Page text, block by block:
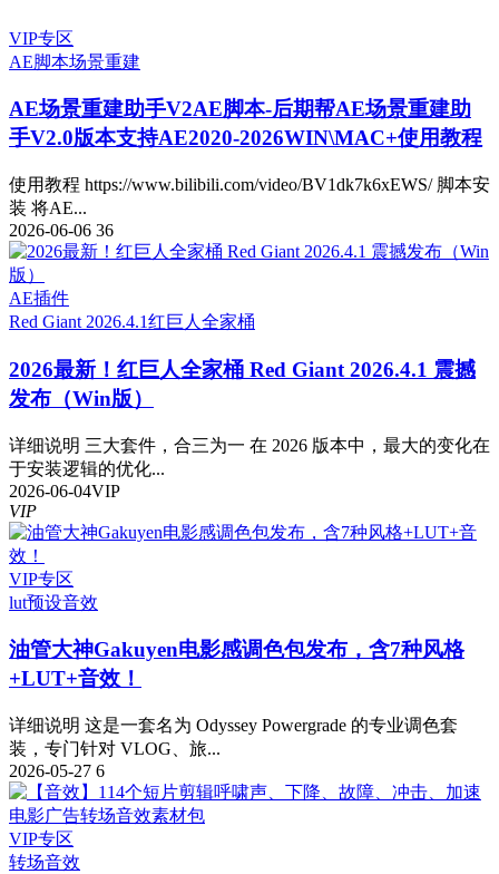
VIP专区
AE脚本场景重建
AE场景重建助手V2AE脚本-后期帮AE场景重建助
手V2.0版本支持AE2020-2026WIN\MAC+使用教程
使用教程 https://www.bilibili.com/video/BV1dk7k6xEWS/ 脚本安
装 将AE...
2026-06-06 36
AE插件
Red Giant 2026.4.1红巨人全家桶
2026最新！红巨人全家桶 Red Giant 2026.4.1 震撼
发布（Win版）
详细说明 三大套件，合三为一 在 2026 版本中，最大的变化在
于安装逻辑的优化...
2026-06-04VIP
VIP
VIP专区
lut预设音效
油管大神Gakuyen电影感调色包发布，含7种风格
+LUT+音效！
详细说明 这是一套名为 Odyssey Powergrade 的专业调色套
装，专门针对 VLOG、旅...
2026-05-27 6
VIP专区
转场音效